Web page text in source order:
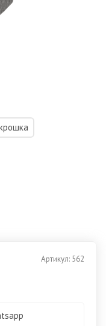
Артикул: 562